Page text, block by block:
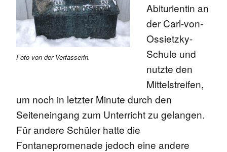
Foto von der Verfasserin.
Abiturientin an
der Carl-von-
Ossietzky-
Schule und
nutzte den
Mittelstreifen,
um noch in letzter Minute durch den
Seiteneingang zum Unterricht zu gelangen.
Für andere Schüler hatte die
Fontanepromenade jedoch eine andere